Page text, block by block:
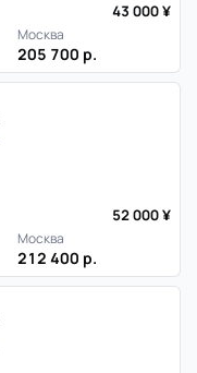
43 000 ¥
Москва
205 700 р.
52 000 ¥
Москва
212 400 р.